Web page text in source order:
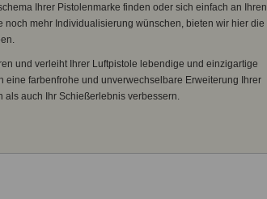
Ihrer Pistolenmarke finden oder sich einfach an Ihren
mehr Individualisierung wünschen, bieten wir hier die
und verleiht Ihrer Luftpistole lebendige und einzigartige
eine farbenfrohe und unverwechselbare Erweiterung Ihrer
als auch Ihr Schießerlebnis verbessern.